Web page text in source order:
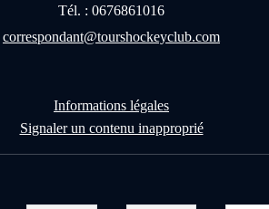
Tél. : 0676861016
correspondant@tourshockeyclub.com
Informations légales
Signaler un contenu inapproprié